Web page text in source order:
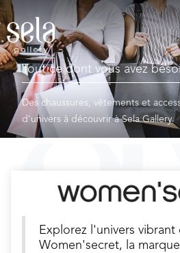
Tout ce dont vous avez
Des chaussures, vêtements et
d'univers à découvrir à Sela Gallery
Explorez l'univers vibrant
Women'secret, la